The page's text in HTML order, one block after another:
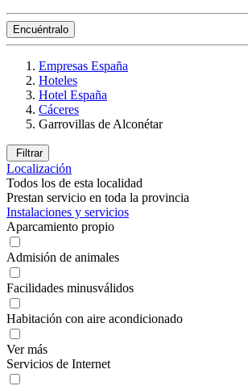
Encuéntralo
Empresas España
Hoteles
Hotel España
Cáceres
Garrovillas de Alconétar
Filtrar
Localización
Todos los de esta localidad
Prestan servicio en toda la provincia
Instalaciones y servicios
Aparcamiento propio
Admisión de animales
Facilidades minusválidos
Habitación con aire acondicionado
Ver más
Servicios de Internet